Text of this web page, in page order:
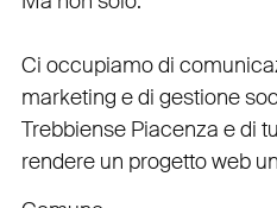
Ci occupiamo di
marketing e di gestione
TrebbiensePiacenza e di
rendere un progetto web